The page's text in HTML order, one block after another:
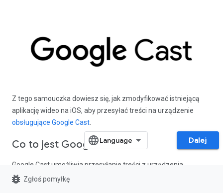
Z tego samouczka dowiesz się, jak zmodyfikować istniejącą
aplikację wideo na iOS, aby przesyłać treści na urządzenie
obsługujące Google Cast
Co to jest Google Cast?
Google Cast umożliwia przesyłanie treści z urządzenia
mobilnego na telewizor. Użytkownicy mogą wtedy używać
Dalej
bug_report Zgłoś pomyłkę